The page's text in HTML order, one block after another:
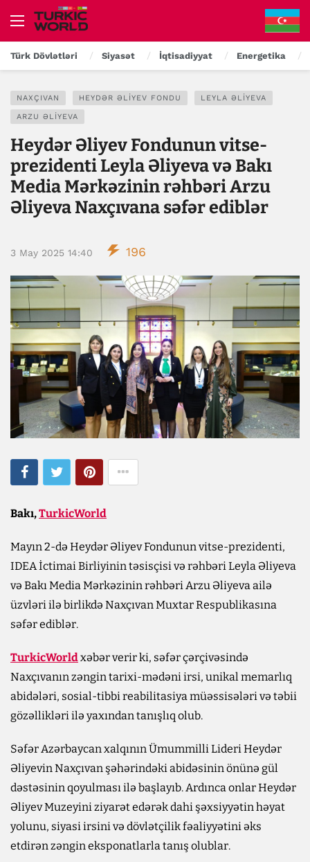
Türk Dövlətləri Siyasət İqtisadiyyat Energetika
NAXÇIVAN HEYDƏR ƏLIYEV FONDU LEYLA ƏLIYEVA
ARZU ƏLIYEVA
Heydər Əliyev Fondunun vitse-
prezidenti Leyla Əliyeva və Bakı
Media Mərkəzinin rəhbəri Arzu
Əliyeva Naxçıvana səfər ediblər
3 May 2025 14:40 196
Bakı,TurkicWorld
Mayın 2-də Heydər Əliyev Fondunun vitse-prezidenti,
IDEA İctimai Birliyinin təsisçisi və rəhbəri Leyla Əliyeva
və Bakı Media Mərkəzinin rəhbəri Arzu Əliyeva ailə
üzvləri ilə birlikdə Naxçıvan Muxtar Respublikasına
səfər ediblər.
TurkicWorldxəbər verir ki, səfər çərçivəsində
Naxçıvanın zəngin tarixi-mədəni irsi, unikal memarlıq
abidələri, sosial-tibbi reabilitasiya müəssisələri və təbii
gözəllikləri ilə yaxından tanışlıq olub.
Səfər Azərbaycan xalqının Ümummilli Lideri Heydər
Əliyevin Naxçıvan şəhərindəki abidəsinin önünə gül
dəstəsinin qoyulması ilə başlayıb. Ardınca onlar Heydər
Əliyev Muzeyini ziyarət edərək dahi şəxsiyyətin həyat
yolunu, siyasi irsini və dövlətçilik fəaliyyətini əks
etdirən zəngin eksponatlarla tanış olublar.